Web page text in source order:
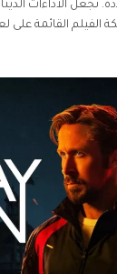
تجعل الأداءات
الفيلم القائمة على